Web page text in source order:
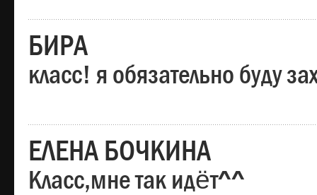
БИРА
класс! я обязательно буду
ЕЛЕНА БОЧКИНА
Класс,мне так идёт^^